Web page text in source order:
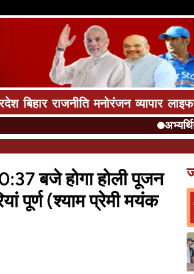
बिहार राजनीति मनोरंजन व्यापार
अभ्यर्थियों को
बजे होगा होली पूजन
पूर्ण (श्याम प्रेमी मयंक